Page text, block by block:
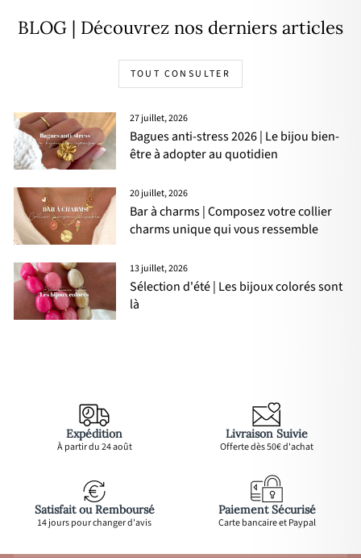
BLOG | Découvrez nos derniers articles
TOUT CONSULTER
27 juillet, 2026
Bagues anti-stress 2026 | Le bijou bien-
être à adopter au quotidien
20 juillet, 2026
Bar à charms | Composez votre collier
charms unique qui vous ressemble
13 juillet, 2026
Sélection d'été | Les bijoux colorés sont
là
Expédition
À partir du 24 août
Livraison Suivie
Offerte dès 50€ d'achat
Satisfait ou Remboursé
14 jours pour changer d'avis
Paiement Sécurisé
Carte bancaire et Paypal